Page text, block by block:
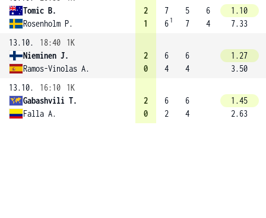
Tomic B.
Rosenholm P.
2
1
7
6 1
5
7
6
4
1.10
7.33
13.10.
18:40
1K
Nieminen J.
Ramos-Vinolas A.
2
0
6
4
6
4
1.27
3.50
13.10.
16:10
1K
Gabashvili T.
Falla A.
2
0
6
2
6
4
1.45
2.63